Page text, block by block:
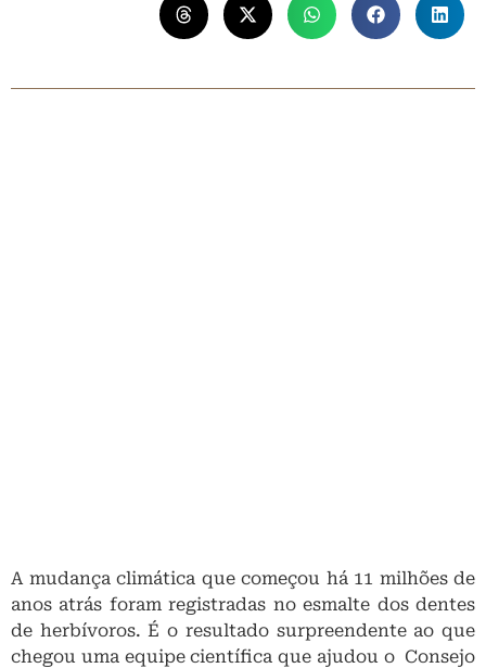
A mudança climática que começou há 11 milhões de
anos atrás foram registradas no esmalte dos dentes
de herbívoros. É o resultado surpreendente ao que
chegou uma equipe científica que ajudou o Consejo